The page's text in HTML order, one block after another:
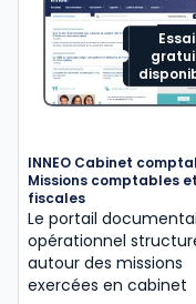
Essai
INNEO Cabinet
Missions comptables et
fiscales
Le portail
opérationnel
autour des missions
exercées en cabinet